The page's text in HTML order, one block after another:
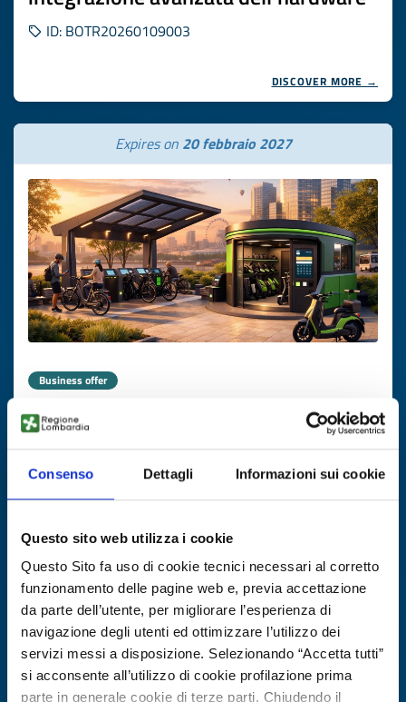
Consenso Dettagli Informazioni sui cookie
Questo sito web utilizza i cookie
Questo Sito fa uso di cookie tecnici necessari al corretto
funzionamento delle pagine web e, previa accettazione
da parte dell’utente, per migliorare l’esperienza di
navigazione degli utenti ed ottimizzare l’utilizzo dei
servizi messi a disposizione. Selezionando “Accetta tutti”
si acconsente all’utilizzo di cookie profilazione prima
parte in generale cookie di terze parti. Chiudendo il
ID: BOTR20260109003
DISCOVER MORE →
Expires on 20 febbraio 2027
Business offer
Ricarica smart per e-bike
ID: BOSK20251119021STEP
DISCOVER MORE →
Expires on20 febbraio 2027